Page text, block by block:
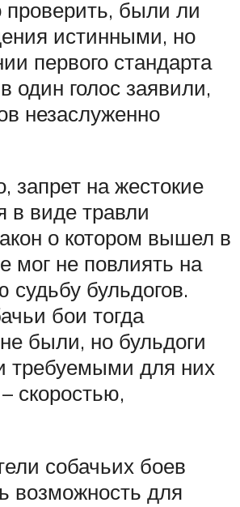
были ли
истинными, но
первого стандарта
один голос заявили,
незаслуженно
запрет на жестокие
в виде травли
о котором вышел в
мог не повлиять на
бульдогов.
бои тогда
были, но бульдоги
требуемыми для них
скоростью,
собачьих боев
возможность для